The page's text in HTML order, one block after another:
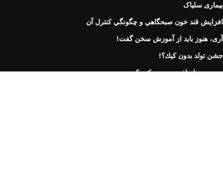
بیماری سلیاک
افزايش قند خون صبحگاهي و چگونگي كنترل آن
آری، هنوز باید از آموزش سخن گفت!
جشن تولد بدون كيك؟!
درصورت اضافه وزن چه کنیم؟